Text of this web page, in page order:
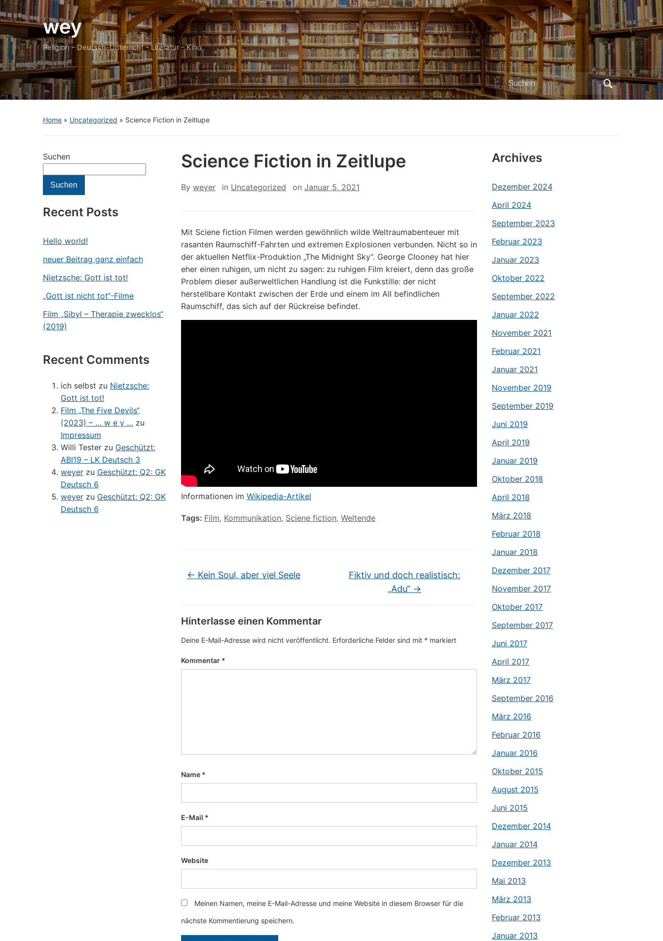
wey
Religion – Deutsch-Unterricht – Literatur – Kino
Search
for:
Home » Uncategorized » Science Fiction in Zeitlupe
Suchen
Suchen
Recent Posts
Hello world!
neuer Beitrag ganz einfach
Nietzsche: Gott ist tot!
„Gott ist nicht tot“-Filme
Film „Sibyl – Therapie zwecklos“
(2019)
Recent Comments
ich selbst zu Nietzsche:
Gott ist tot!
Film „The Five Devils“
(2023) – … w e y … zu
Impressum
Willi Tester zu Geschützt:
ABI19 – LK Deutsch 3
weyer zu Geschützt: Q2: GK
Deutsch 6
weyer zu Geschützt: Q2: GK
Deutsch 6
Science Fiction in Zeitlupe
By weyer in Uncategorized on Januar 5, 2021
Mit Sciene fiction Filmen werden gewöhnlich wilde Weltraumabenteuer mit
rasanten Raumschiff-Fahrten und extremen Explosionen verbunden. Nicht so in
der aktuellen Netflix-Produktion „The Midnight Sky“. George Clooney hat hier
eher einen ruhigen, um nicht zu sagen: zu ruhigen Film kreiert, denn das große
Problem dieser außerweltlichen Handlung ist die Funkstille: der nicht
herstellbare Kontakt zwischen der Erde und einem im All befindlichen
Raumschiff, das sich auf der Rückreise befindet.
Informationen im Wikipedia-Artikel
Tags: Film, Kommunikation, Sciene fiction, Weltende
← Kein Soul, aber viel Seele
Fiktiv und doch realistisch:
„Adu“ →
Hinterlasse einen Kommentar
Deine E-Mail-Adresse wird nicht veröffentlicht. Erforderliche Felder sind mit * markiert
Kommentar *
Name *
E-Mail *
Website
Meinen Namen, meine E-Mail-Adresse und meine Website in diesem Browser für die
nächste Kommentierung speichern.
Archives
Dezember 2024
April 2024
September 2023
Februar 2023
Januar 2023
Oktober 2022
September 2022
Januar 2022
November 2021
Februar 2021
Januar 2021
November 2019
September 2019
Juni 2019
April 2019
Januar 2019
Oktober 2018
April 2018
März 2018
Februar 2018
Januar 2018
Dezember 2017
November 2017
Oktober 2017
September 2017
Juni 2017
April 2017
März 2017
September 2016
März 2016
Februar 2016
Januar 2016
Oktober 2015
August 2015
Juni 2015
Dezember 2014
Januar 2014
Dezember 2013
Mai 2013
März 2013
Februar 2013
Januar 2013